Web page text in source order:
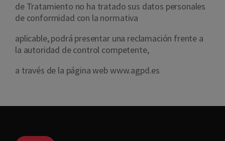
de Tratamiento no ha tratado sus datos personales
de conformidad con la normativa
aplicable, podrá presentar una reclamación frente a
la autoridad de control competente,
a través de la página webwww.agpd.es